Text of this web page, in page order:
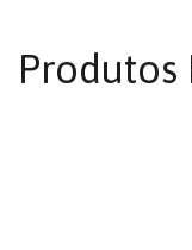
Produtos